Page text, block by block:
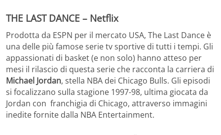
THE LAST DANCE – Netflix
Prodotta da ESPN per il mercato USA, The Last Dance è
una delle più famose serie tv sportive di tutti i tempi. Gli
appassionati di basket (e non solo) hanno atteso per
mesi il rilascio di questa serie che racconta la carriera di
Michael Jordan, stella NBA dei Chicago Bulls. Gli episodi
si focalizzano sulla stagione 1997-98, ultima giocata da
Jordan con franchigia di Chicago, attraverso immagini
inedite fornite dalla NBA Entertainment.